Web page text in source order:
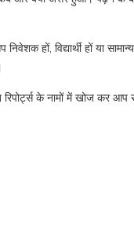
हों, विद्यार्थी हों या
के नामों में खोज कर